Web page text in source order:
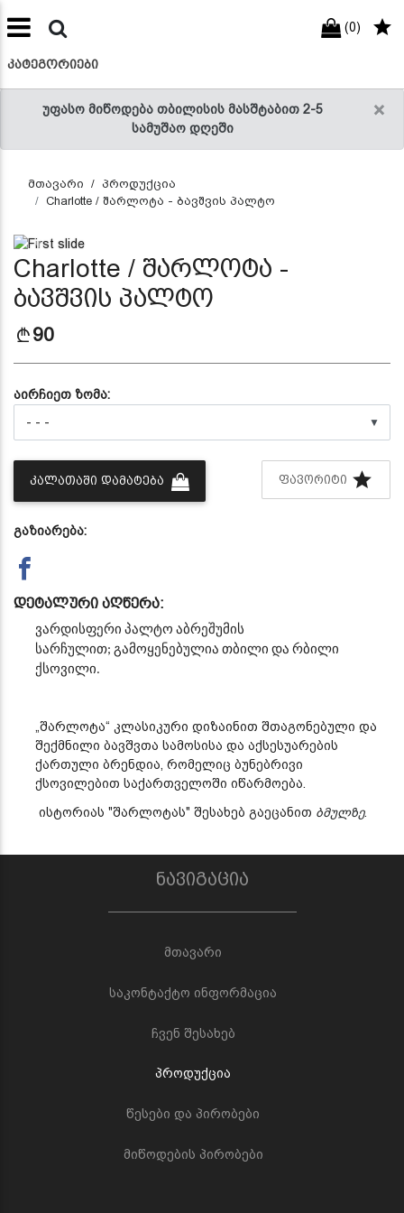
×
უფასო მიწოდება თბილისის მასშტაბით 2-5
სამუშაო დღეში
(0)
ᲙᲐᲢᲔᲒᲝᲠᲘᲔᲑᲘ
მთავარი
პროდუქცია
Charlotte / შარლოტა - ბავშვის პალტო
Previous
Charlotte / შარლოტა -
ბავშვის პალტო
90
აირჩიეთ ზომა:
▼
ᲙᲐᲚᲐᲗᲐᲨᲘ ᲓᲐᲛᲐᲢᲔᲑᲐ ᲤᲐᲕᲝᲠᲘᲢᲘ
გაზიარება:
დეტალური აღწერა:
ვარდისფერი პალტო აბრეშუმის
სარჩულით; გამოყენებულია თბილი და რბილი
ქსოვილი.
„შარლოტა“ კლასიკური დიზაინით შთაგონებული და
შექმნილი ბავშვთა სამოსისა და აქსესუარების
ქართული ბრენდია, რომელიც ბუნებრივი
ქსოვილებით საქართველოში იწარმოება.
ისტორიას "შარლოტას" შესახებ გაეცანით ბმულზე.
ნავიგაცია
მთავარი
საკონტაქტო ინფორმაცია
ჩვენ შესახებ
პროდუქცია
წესები და პირობები
მიწოდების პირობები